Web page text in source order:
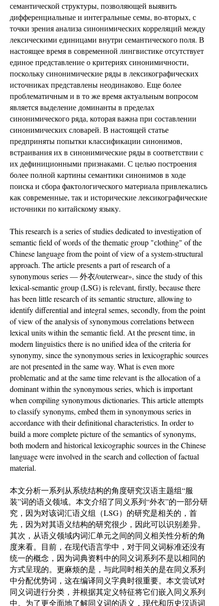
семантической структуры, позволяющей выявить
дифференциальные и интегральные семы, во-вторых, с
точки зрения анализа синонимических корреляций между
лексическими единицами внутри семантического поля. В
настоящее время в современной лингвистике отсутствует
единое представление о критериях синонимичности,
поскольку синонимические ряды в лексикографических
источниках представлены неодинаково. Еще более
проблематичным и в то же время актуальным вопросом
является выделение доминанты в пределах
синонимического ряда, которая важна при составлении
синонимических словарей. В настоящей статье
предприняты попытки классификации синонимов,
встраивания их в синонимические ряды в соответствии с
их дефиниционными признаками. С целью построения
более полной картины семантики синонимов в ходе
поиска и сбора фактологического материала привлекались
как современные, так и исторические лексикографические
источники по китайскому языку.
This research is a series of studies dedicated to investigation of
semantic field of words of the thematic group "сlothing" of the
Chinese language from the point of view of a system-structural
approach. The article presents a part of research of a
synonymous series ― 外衣/outerwear», since the study of this
lexical-semantic group (LSG) is relevant, firstly, because there
has been little research of its semantic structure, allowing to
identify differential and integral semes, secondly, from the point
of view of the analysis of synonymous correlations between
lexical units within the semantic field. At the present time, in
modern linguistics there is no unified idea of the criteria for
synonymy, since the synonymous series in lexicographic sources
are not presented in the same way. What is even more
problematic and at the same time relevant is the allocation of a
dominant within the synonymous series, which is important
when compiling synonymous dictionaries. This article attempts
to classify synonyms, embed them in synonymous series in
accordance with their definitional characteristics. In order to
build a more complete picture of the semantics of synonyms,
both modern and historical lexicographic sources in the Chinese
language were involved in the search and collection of factual
material.
本文分析一系列从系统结构的角度研究汉语主题组“服
装”词的语义领域。本文介绍了同义系列“外衣”的一部分研
究，因为对该词汇语义组（LSG）的研究是相关的，首
先，因为对其语义结构的研究很少，因此可以识别差异。
其次，从语义领域内词汇单元之间的同义相关性分析的角
度来看。目前，在现代语言学中，对于同义词标准还没有
统一的概念，因为词典资料中的同义词系列不是以相同的
方式呈现的。更麻烦的是，与此同时相关的是在同义系列
中分配优势词，这在编译同义字典时很重要。本文尝试对
同义词进行分类，并根据其定义特征将它们嵌入同义系列
中。为了更全面地了解同义词的语义，现代和历史汉语词